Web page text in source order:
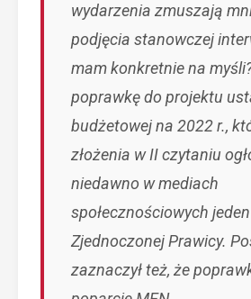
wydarzenia zmuszają
podjęcia stanowczej
mam konkretnie na
poprawkę do projektu
budżetowej na 2022 r.,
złożenia w II czytaniu
niedawno w mediach
społecznościowych
Zjednoczonej Prawicy.
zaznaczył też, że